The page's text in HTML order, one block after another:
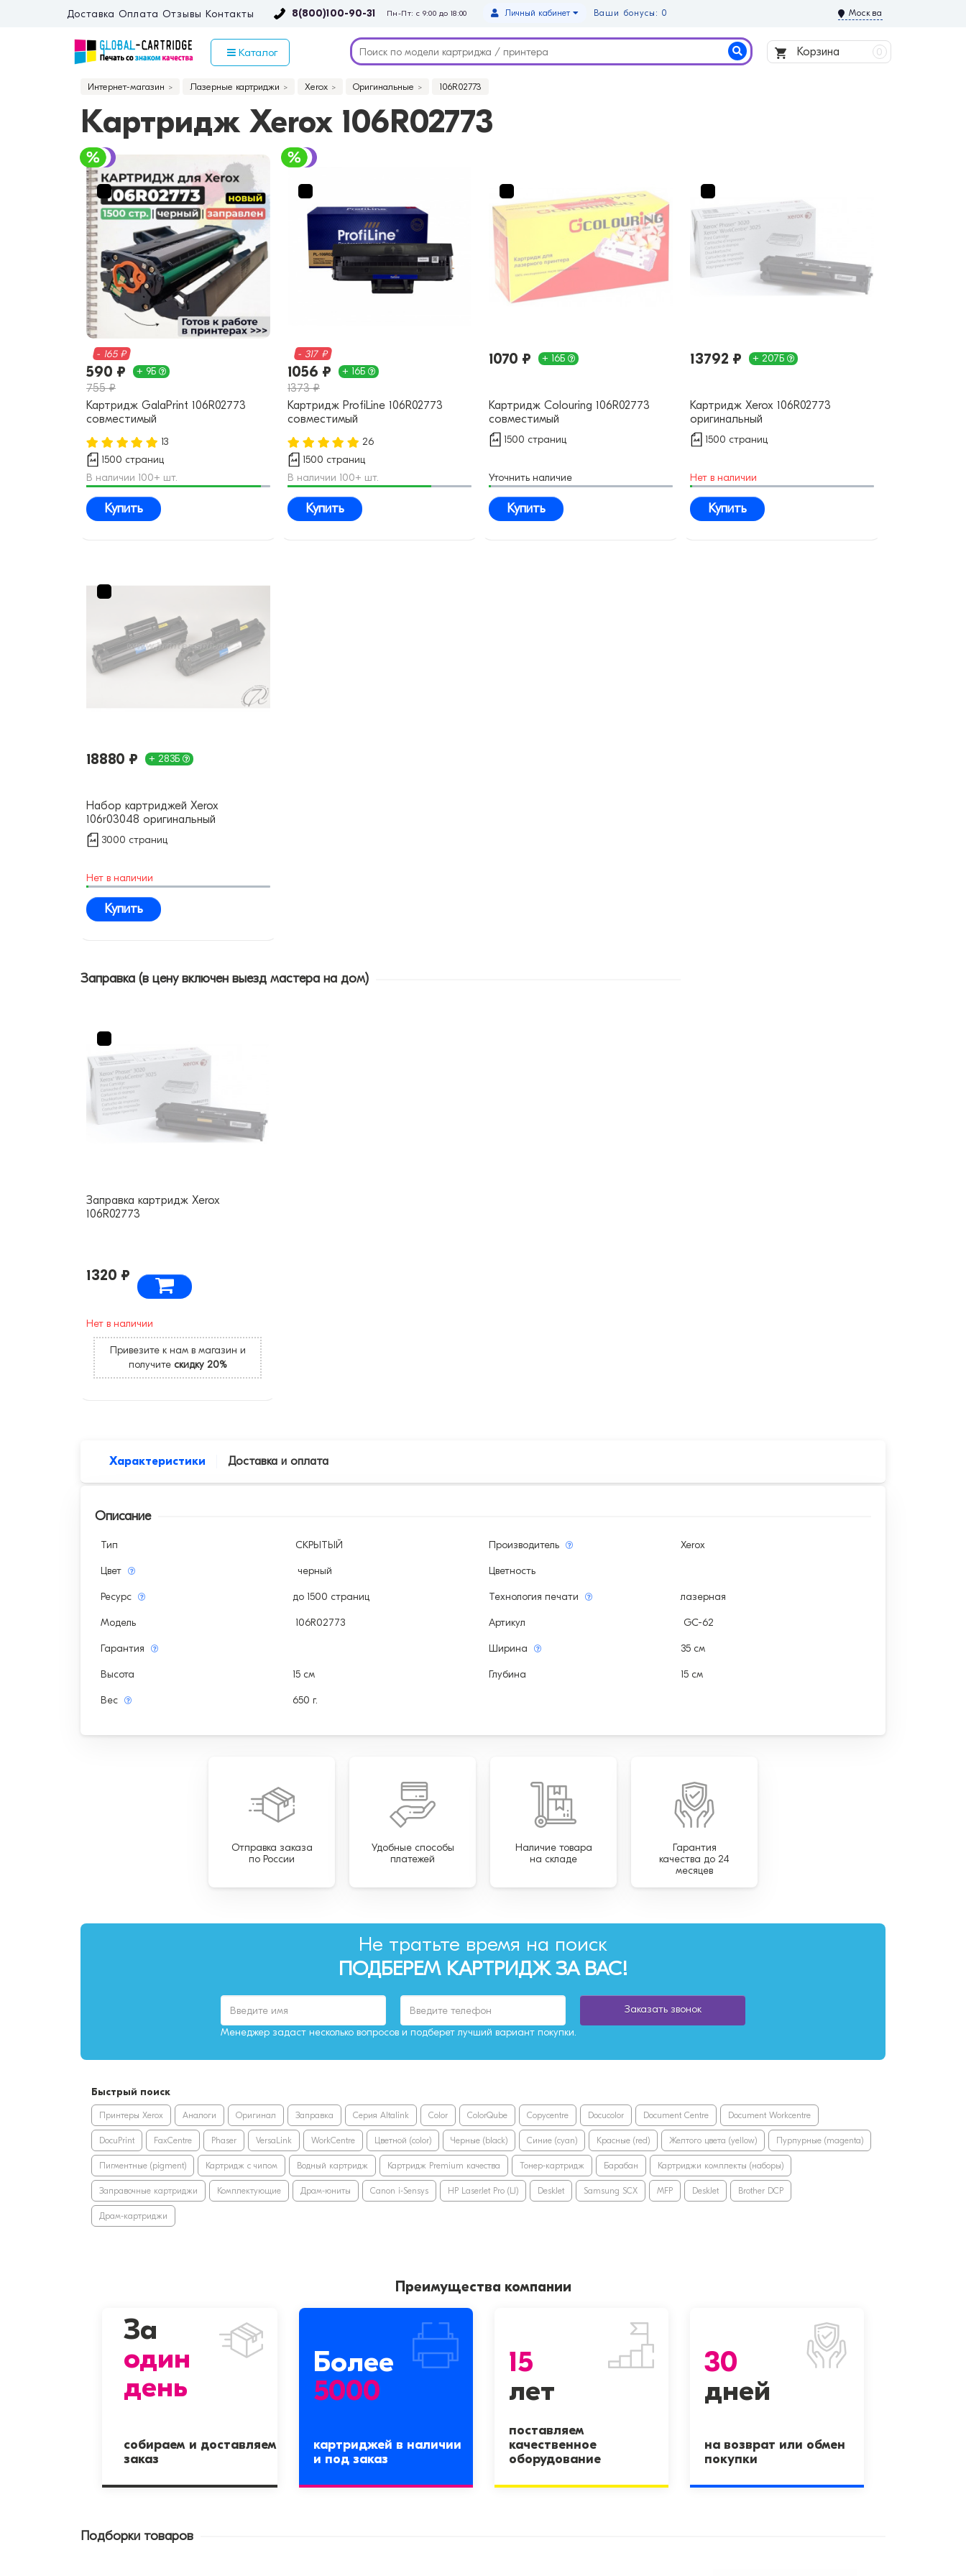
Доставка Оплата Отзывы Контакты 8(800)100-90-31 Пн-Пт: с 9:00 до 18:00 Ваши бонусы: 0
Личный кабинет Москва
Каталог Корзина 0
Интернет-магазин Лазерные картриджи Xerox Оригинальные 106R02773
Картридж Xerox 106R02773
- 165 ₽
590 ₽ + 9Б
755 ₽
Картридж GalaPrint 106R02773
совместимый
13
1500 страниц
В наличии 100+ шт.
Купить
- 317 ₽
1056 ₽ + 16Б
1373 ₽
Картридж ProfiLine 106R02773
совместимый
26
1500 страниц
В наличии 100+ шт.
Купить
1070 ₽ + 16Б
Картридж Colouring 106R02773
совместимый
1500 страниц
Уточнить наличие
Купить
13792 ₽ + 207Б
Картридж Xerox 106R02773
оригинальный
1500 страниц
Нет в наличии
Купить
18880 ₽ + 283Б
Набор картриджей Xerox
106r03048 оригинальный
3000 страниц
Нет в наличии
Купить
Заправка (в цену включен выезд мастера на дом)
Заправка картридж Xerox
106R02773
1320 ₽
Нет в наличии
Привезите к нам в магазин и
получите скидку 20%
Характеристики Доставка и оплата
Описание
Тип СКРЫТЫЙ Производитель Xerox
Цвет черный Цветность
Ресурс до 1500 страниц Технология печати лазерная
Модель 106R02773 Артикул GC-62
Гарантия Ширина 35 см
Высота 15 см Глубина 15 см
Вес 650 г.
Отправка заказа
по России
Удобные способы
платежей
Наличие товара
на складе
Гарантия
качества до 24
месяцев
Не тратьте время на поиск
ПОДБЕРЕМ КАРТРИДЖ ЗА ВАС!
Заказать звонок
Менеджер задаст несколько вопросов и подберет лучший вариант покупки.
Быстрый поиск
Принтеры Xerox Аналоги Оригинал Заправка Серия Altalink Color ColorQube Copycentre Docucolor Document Centre Document Workcentre
DocuPrint FaxCentre Phaser VersaLink WorkCentre Цветной (color) Черные (black) Синие (cyan) Красные (red) Желтого цвета (yellow) Пурпурные (magenta)
Пигментные (pigment) Картридж с чипом Водный картридж Картридж Premium качества Тонер-картридж Барабан Картриджи комплекты (наборы)
Заправочные картриджи Комплектующие Драм-юниты Canon i-Sensys HP LaserJet Pro (LJ) DeskJet Samsung SCX MFP DeskJet Brother DCP
Драм-картриджи
Преимущества компании
За
один
день
собираем и доставляем
заказ
Более
5000
картриджей в наличии
и под заказ
15
лет
поставляем
качественное
оборудование
30
дней
на возврат или обмен
покупки
Подборки товаров